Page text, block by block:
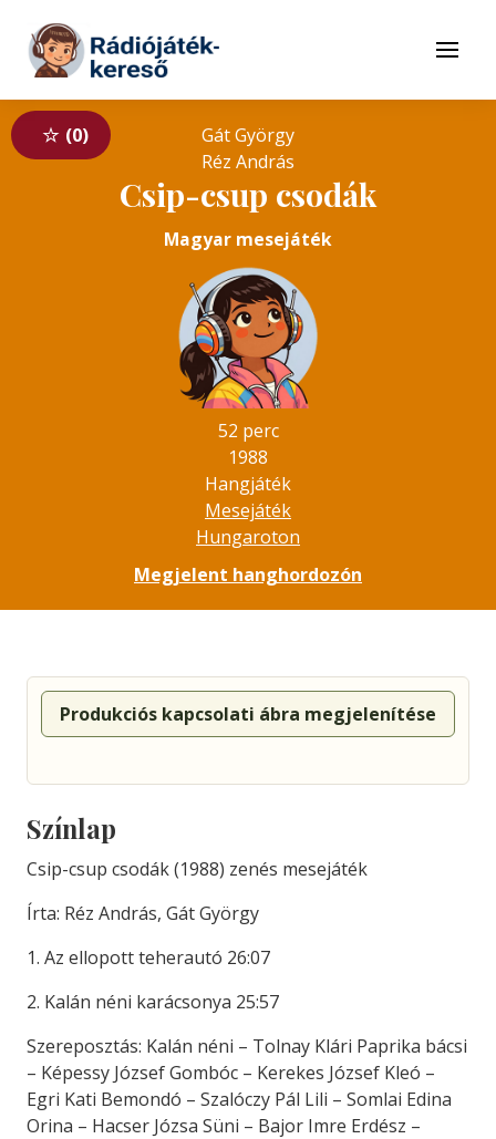
Tovább a tartalomhoz
Menü
0
Gát György
Réz András
Csip-csup csodák
Magyar mesejáték
52 perc
1988
Hangjáték
Mesejáték
Hungaroton
Megjelent hanghordozón
Produkciós kapcsolati ábra megjelenítése
Színlap
Csip-csup csodák (1988) zenés mesejáték
Írta: Réz András, Gát György
1. Az ellopott teherautó 26:07
2. Kalán néni karácsonya 25:57
Szereposztás: Kalán néni – Tolnay Klári Paprika bácsi
– Képessy József Gombóc – Kerekes József Kleó –
Egri Kati Bemondó – Szalóczy Pál Lili – Somlai Edina
Orina – Hacser Józsa Süni – Bajor Imre Erdész –